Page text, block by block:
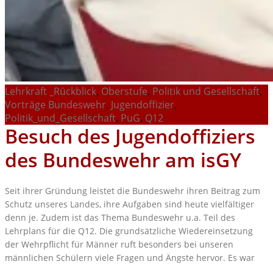
Lehrkraft _Rückblick, Oberstufe, Politik und Gesellschaft,
Vorträge Bundeswehr, Jugendoffizier,
Politik_und_Gesellschaft, PuG, Q12
Besuch des Jugendoffiziers
des Bundeswehr am isGY
Seit ihrer Gründung leistet die Bundeswehr ihren Beitrag zum
Schutz unseres Landes, ihre Aufgaben sind heute vielfältiger
denn je. Zudem ist das Thema Bundeswehr u.a. Teil des
Lehrplans für die Q12. Die grundsätzliche Wiedereinsetzung
der Wehrpflicht für Männer ruft besonders bei unseren
männlichen Schülern viele Fragen und Ängste hervor. Es war